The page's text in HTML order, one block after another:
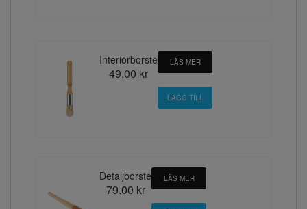
Interiörborste
49.00 kr
LÄS MER
Detaljborste
79.00 kr
LÄS MER